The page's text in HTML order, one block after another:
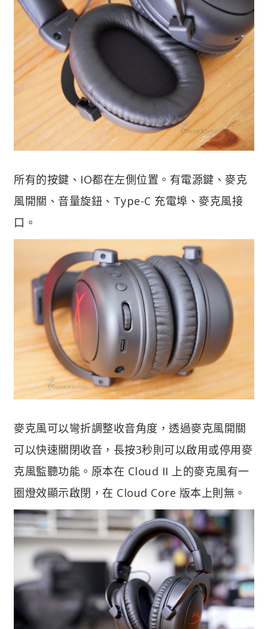
所有的按鍵、IO都在左側位置。有電源鍵、麥克
風開關、音量旋鈕、Type-C 充電埠、麥克風接
口。
麥克風可以彎折調整收音角度，透過麥克風開關
可以快速關閉收音，長按3秒則可以啟用或停用麥
克風監聽功能。原本在 Cloud II 上的麥克風有一
圈燈效顯示啟閉，在 Cloud Core 版本上則無。